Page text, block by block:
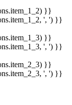
}}
', ') }}
}}
', ') }}
}}
', ') }}